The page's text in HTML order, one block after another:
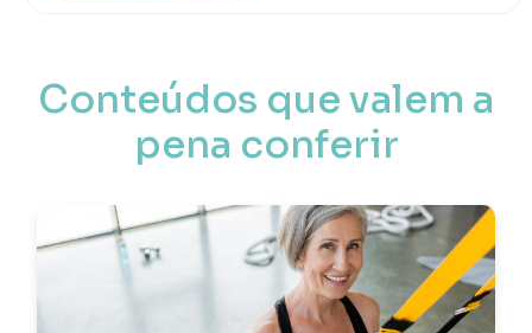
Conteúdos que valem a
pena conferir